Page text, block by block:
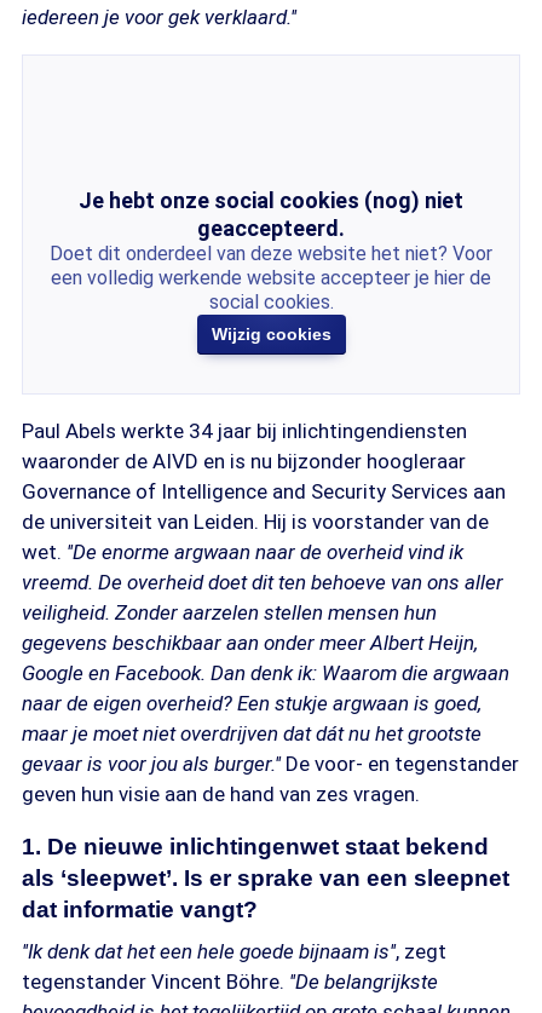
iedereen je voor gek verklaard.''
Je hebt onze social cookies (nog) niet
geaccepteerd.
Doet dit onderdeel van deze website het niet? Voor
een volledig werkende website accepteer je hier de
social cookies.
Wijzig cookies
Paul Abels werkte 34 jaar bij inlichtingendiensten
waaronder de AIVD en is nu bijzonder hoogleraar
Governance of Intelligence and Security Services aan
de universiteit van Leiden. Hij is voorstander van de
wet. ''De enorme argwaan naar de overheid vind ik
vreemd. De overheid doet dit ten behoeve van ons aller
veiligheid. Zonder aarzelen stellen mensen hun
gegevens beschikbaar aan onder meer Albert Heijn,
Google en Facebook. Dan denk ik: Waarom die argwaan
naar de eigen overheid? Een stukje argwaan is goed,
maar je moet niet overdrijven dat dát nu het grootste
gevaar is voor jou als burger.''De voor- en tegenstander
geven hun visie aan de hand van zes vragen.
1. De nieuwe inlichtingenwet staat bekend
als ‘sleepwet’. Is er sprake van een sleepnet
dat informatie vangt?
''Ik denk dat het een hele goede bijnaam is'', zegt
tegenstander Vincent Böhre. ''De belangrijkste